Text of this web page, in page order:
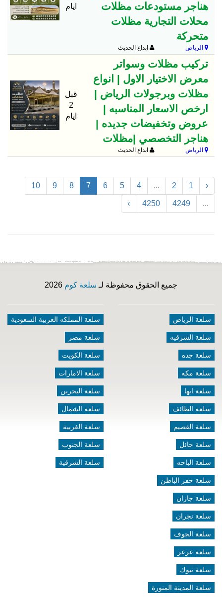
هناجر مستودعات مظلات
محلات التجارية مظلات
متحركة
الرياض ابداع الحديث
ايام
تركيب مظلات وسواتر
معرض الاختيار الاول | انواع
مظلات وبرجولات الرياض |
ارخص الاسعار المناسبه |
عروض وتخفيضات جديده |
هناجر التخصصي |مظلات
الرياض ابداع الحديث
قبل
2
ايام
‹
1
2
...
4
5
6
7
8
9
10
...
4249
4250
›
جميع الحقوق محفوظة لـ سلعة كوم
سلعة الرياض
سلعة الشرقيه
سلعة جده
سلعة مكه
سلعة ابها
سلعة الطائف
سلعة القصيم
سلعة حائل
سلعة الباحه
سلعة حفر الباطن
سلعة جازان
سلعة نجران
سلعة الجوف
سلعة عرعر
سلعة تبوك
سلعة المدينة المنورة
سلعة المملكه العربية السعودية
سلعة مصر
سلعة الكويت
سلعة الامارات
سلعة البحرين
سلعة الشمال
سلعة الغربية
سلعة الجنوب
سلعة الشرقية